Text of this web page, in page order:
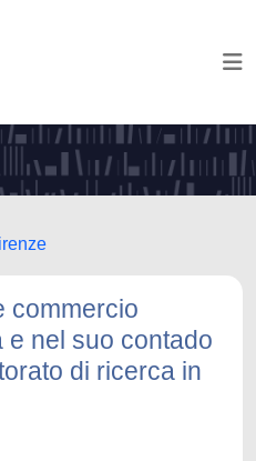
commercio
e nel suo contado
di ricerca in